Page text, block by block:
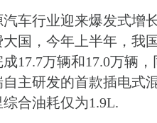
行业迎来爆发式增长
国，今年上半年，我
17.7万辆和17.0万辆
主研发的首款插电式
合油耗仅为1.9L.